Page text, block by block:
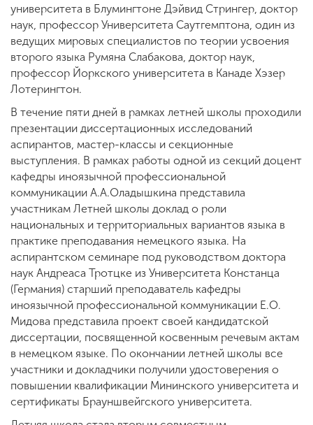
университета в Блумингтоне Дэйвид Стрингер, доктор
наук, профессор Университета Саутгемптона, один из
ведущих мировых специалистов по теории усвоения
второго языка Румяна Слабакова, доктор наук,
профессор Йоркского университета в Канаде Хэзер
Лотерингтон.
В течение пяти дней в рамках летней школы проходили
презентации диссертационных исследований
аспирантов, мастер-классы и секционные
выступления. В рамках работы одной из секций доцент
кафедры иноязычной профессиональной
коммуникации А.А.Оладышкина представила
участникам Летней школы доклад о роли
национальных и территориальных вариантов языка в
практике преподавания немецкого языка. На
аспирантском семинаре под руководством доктора
наук Андреаса Тротцке из Университета Констанца
(Германия) старший преподаватель кафедры
иноязычной профессиональной коммуникации Е.О.
Мидова представила проект своей кандидатской
диссертации, посвященной косвенным речевым актам
в немецком языке. По окончании летней школы все
участники и докладчики получили удостоверения о
повышении квалификации Мининского университета и
сертификаты Брауншвейгского университета.